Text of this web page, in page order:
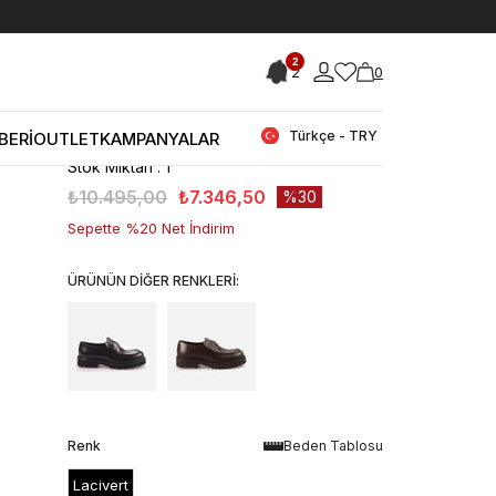
2
2 0
Türkçe - TRY
OUTLETKAMPANYALAR
< < Önceki Sayfaya Dön
Mocassini Erkek Günlük Ayakkabı
36102
Stok Miktarı : 1
₺10.495,00 ₺7.346,50 30
Sepette %20 Net İndirim
ÜRÜNÜN DİĞER RENKLERİ:
Beden Tablosu
Renk
Lacivert